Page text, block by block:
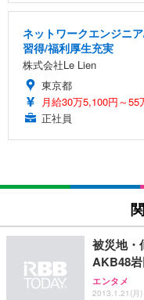
ネットワークエンジニ
習得/福利厚生充実
株式会社Le Lien
東京都
月給30万5,100円～55
正社員
被災地
AKB48
エンタメ
2013.1.21(月